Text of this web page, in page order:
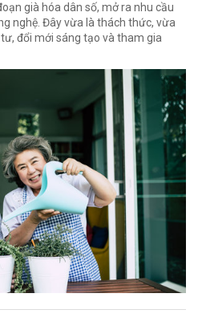
già hóa dân số, mở ra nhu cầu
nghệ. Đây vừa là thách thức, vừa
đổi mới sáng tạo và tham gia